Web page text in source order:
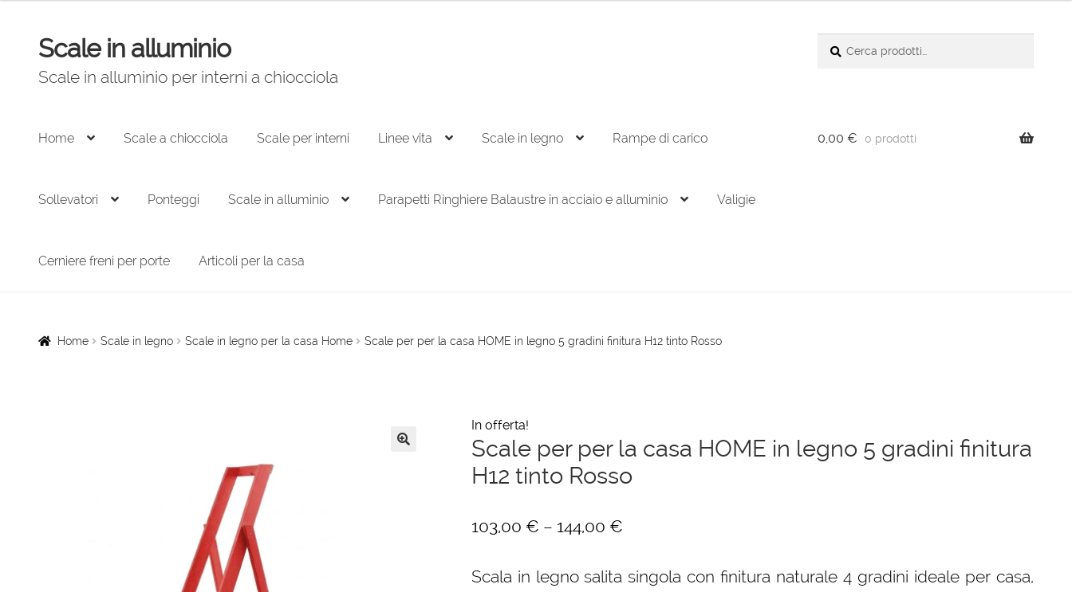
Vai
alla
navigazione
Vai
al
contenuto
Scale in alluminio
Scale in alluminio per interni a chiocciola
Home Scale a chiocciola Scale per interni Linee vita Scale in legno Rampe di carico
Sollevatori Ponteggi Scale in alluminio Parapetti Ringhiere Balaustre in acciaio e alluminio Valigie
Cerniere freni per porte Articoli per la casa
0,00 € 0 prodotti
Home Scale in legno Scale in legno per la casa Home Scale per per la casa HOME in legno 5 gradini finitura H12 tinto Rosso
In offerta!
Scale per per la casa HOME in legno 5 gradini finitura
H12 tinto Rosso
103,00 € – 144,00 €
Scala in legno salita singola con finitura naturale 4 gradini ideale per casa,